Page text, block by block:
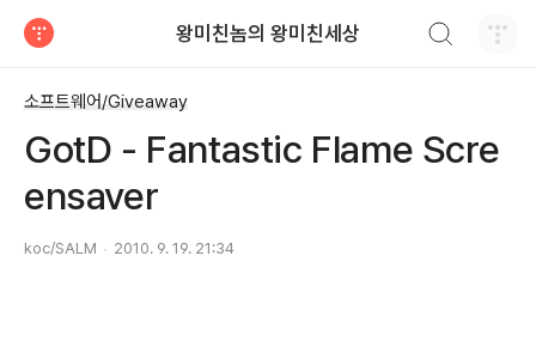
왕미친놈의 왕미친세상
소프트웨어/Giveaway
GotD - Fantastic Flame Scre
ensaver
koc/SALM 2010. 9. 19. 21:34